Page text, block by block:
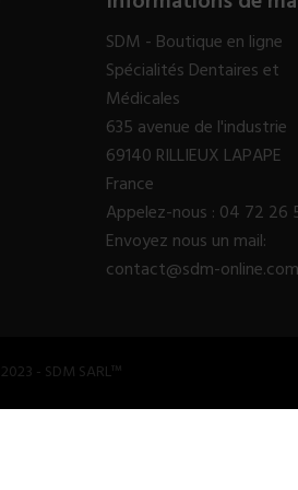
SDM - Boutique en ligne
Spécialités Dentaires et
Médicales
635 avenue de l'industrie
69140 RILLIEUX LAPAPE
France
Appelez-nous : 04 72 26
Envoyez nous un mail:
contact@sdm-online.com
- SDM SARL™